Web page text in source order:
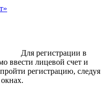
Для регистрации в
ввести лицевой счет и
регистрацию, следуя
окнах.